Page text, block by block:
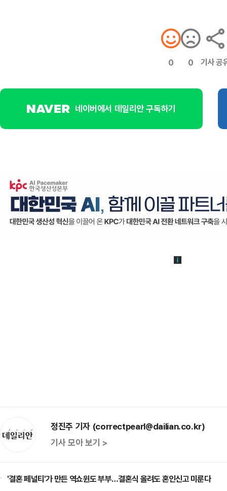
0 0 기사 공
네이버에서 데일리안 구독하기
정진주 기자 (correctpearl@dailian.co.kr)
기사 모아 보기 >
'결혼 페널티'가 만든 역쇼윈도 부부…결혼식 올려도 혼인신고 미룬다